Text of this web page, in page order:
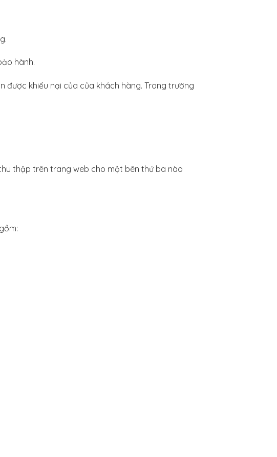
hành.
được khiếu nại của của khách hàng. Trong trường
thập trên trang web cho một bên thứ ba nào